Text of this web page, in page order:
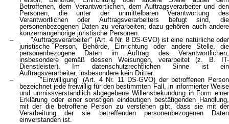
Betroffenen, dem Verantwortlichen, dem Auftragsverarbeiter und den
Personen, die unter der unmittelbaren Verantwortung des
Verantwortlichen oder Auftragsverarbeiters befugt sind, die
personenbezogenen Daten zu verarbeiten; dazu gehören auch andere
konzernangehörige juristische Personen.
– "Auftragsverarbeiter" (Art. 4 Nr. 8 DS-GVO) ist eine natürliche oder
juristische Person, Behörde, Einrichtung oder andere Stelle, die
personenbezogene Daten im Auftrag des Verantwortlichen,
insbesondere gemäß dessen Weisungen, verarbeitet (z. B. IT-
Dienstleister). Im datenschutzrechtlichen Sinne ist ein
Auftragsverarbeiter, insbesondere kein Dritter.
– "Einwilligung" (Art. 4 Nr. 11 DS-GVO) der betroffenen Person
bezeichnet jede freiwillig für den bestimmten Fall, in informierter Weise
und unmissverständlich abgegebene Willensbekundung in Form einer
Erklärung oder einer sonstigen eindeutigen bestätigenden Handlung,
mit der die betroffene Person zu verstehen gibt, dass sie mit der
Verarbeitung der sie betreffenden personenbezogenen Daten
einverstanden ist.